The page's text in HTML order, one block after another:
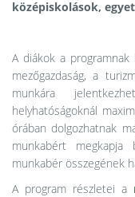
középiskolások,
A diákok a programnak
mezőgazdaság, a
munkára
helyhatóságoknál
órában dolgozhatnak
munkabért megkapja
munkabér összegének
A program részletei a